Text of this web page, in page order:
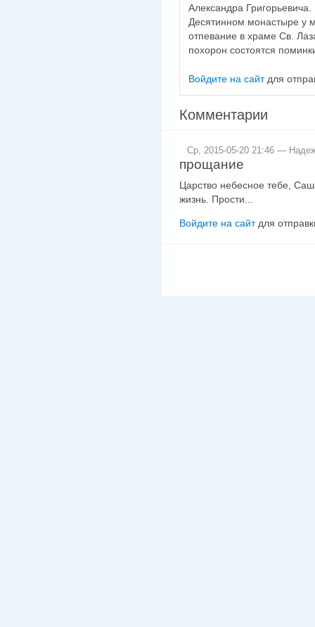
Александра
Десятинном монастыре у
отпевание в храме Св.
похорон состоятся
Войдите на сайтдля
Комментарии
Ср, 2015-05-20 21:46 —
прощание
Царство небесное тебе,
жизнь. Прости...
Войдите на сайтдля